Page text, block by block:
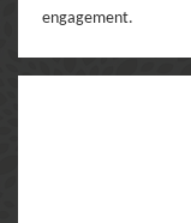
engagement.